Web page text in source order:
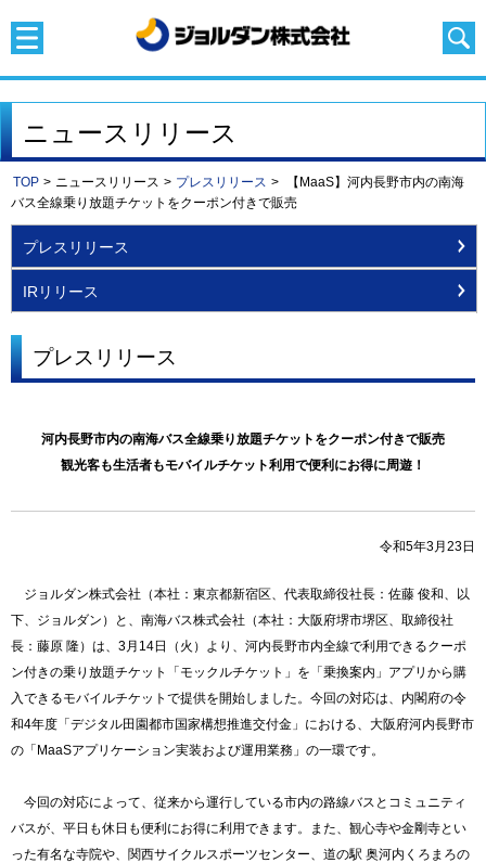
ニュースリリース
TOP > ニュースリリース > プレスリリース >
【MaaS】河内長野市内の南海
バス全線乗り放題チケットをクーポン付きで販売
プレスリリース
IRリリース
プレスリリース
河内長野市内の南海バス全線乗り放題チケットをクーポン付きで販売
観光客も生活者もモバイルチケット利用で便利にお得に周遊！
令和5年3月23日
ジョルダン株式会社（本社：東京都新宿区、代表取締役社長：佐藤 俊和、以
下、ジョルダン）と、南海バス株式会社（本社：大阪府堺市堺区、取締役社
長：藤原 隆）は、3月14日（火）より、河内長野市内全線で利用できるクーポ
ン付きの乗り放題チケット「モックルチケット」を「乗換案内」アプリから購
入できるモバイルチケットで提供を開始しました。今回の対応は、内閣府の令
和4年度「デジタル田園都市国家構想推進交付金」における、大阪府河内長野市
の「MaaSアプリケーション実装および運用業務」の一環です。
今回の対応によって、従来から運行している市内の路線バスとコミュニティ
バスが、平日も休日も便利にお得に利用できます。また、観心寺や金剛寺とい
った有名な寺院や、関西サイクルスポーツセンター、道の駅 奥河内くろまろの